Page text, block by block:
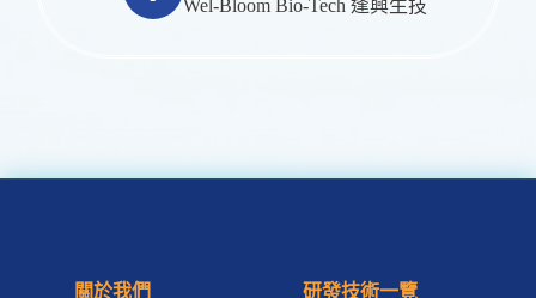
Wel-Bloom Bio-Tech 逢興生技
關於我們
研發技術一覽